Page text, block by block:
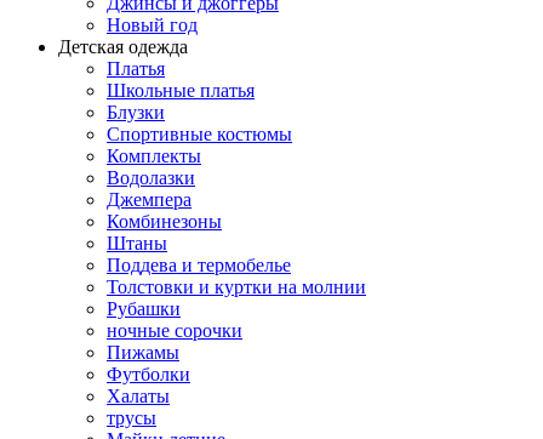
Новый год
Детская одежда
Платья
Школьные платья
Блузки
Спортивные костюмы
Комплекты
Водолазки
Джемпера
Комбинезоны
Штаны
Поддева и термобелье
Толстовки и куртки на молнии
Рубашки
ночные сорочки
Пижамы
Футболки
Халаты
трусы